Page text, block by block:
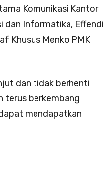
Komunikasi Kantor
dan Informatika, Effendi
Khusus Menko PMK
dan tidak berhenti
terus berkembang
mendapatkan